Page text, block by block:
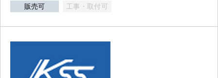
販売可 工事・取付可